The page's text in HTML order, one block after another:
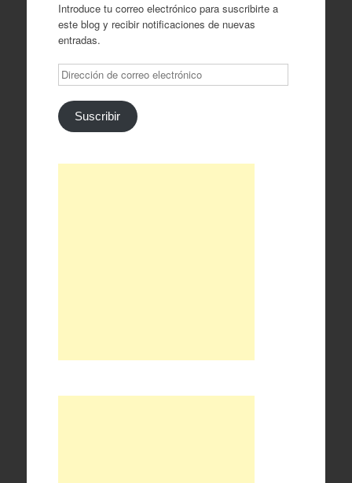
Introduce tu correo electrónico para suscribirte a
este blog y recibir notificaciones de nuevas
entradas.
Dirección
de
correo
electrónico
Suscribir